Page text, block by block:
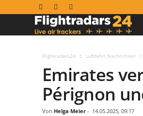
Flightradars24 Luftfahrt Nachrichten
Emirates
Pérignon
Von Helga Meier - 14.05.2025, 09:17